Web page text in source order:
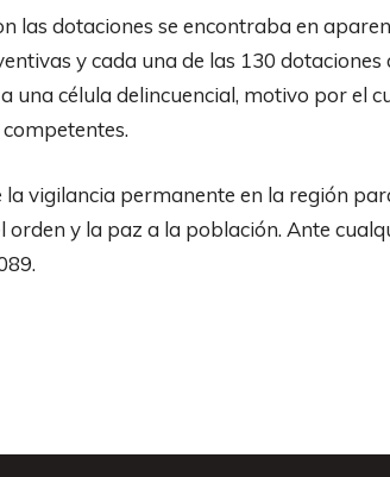
las dotaciones se encontraba en
y cada una de las 130
una célula delincuencial, motivo por el
la vigilancia permanente en la región
orden y la paz a la población. Ante